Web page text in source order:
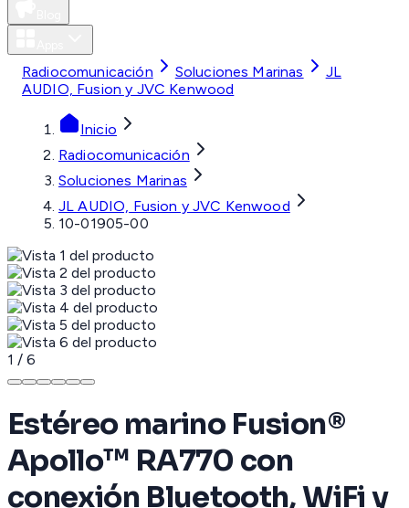
Radiocomunicación Soluciones Marinas
JL
AUDIO, Fusion y JVC Kenwood
Inicio
Radiocomunicación
Soluciones Marinas
JL AUDIO, Fusion y JVC Kenwood
10-01905-00
1 / 6
Estéreo marino Fusion®
Apollo™ RA770 con
conexión Bluetooth, WiFi y